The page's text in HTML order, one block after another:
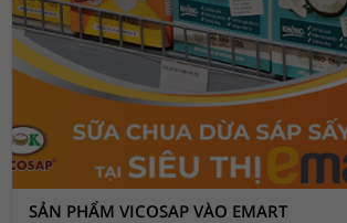
SẢN PHẨM VICOSAP VÀO EMART